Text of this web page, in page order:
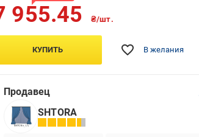
955.45 ₴/шт.
КУПИТЬ В желания
Продавец
SHTORA